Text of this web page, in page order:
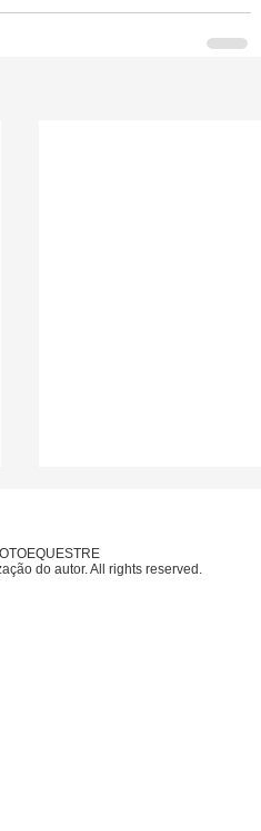
do autor. All rights reserved.